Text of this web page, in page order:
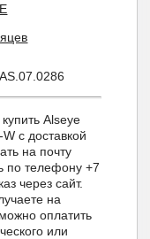
Alseye
с доставкой
на почту
по телефону +7
через сайт.
на
оплатить
или